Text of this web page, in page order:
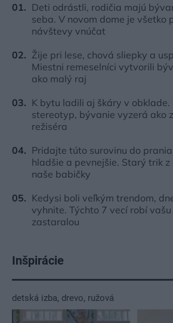
Deti odrástli, rodičia majú
seba. V novom dome je všetko
návštevy vnúčat
Žije pri lese, chová sliepky a
Miestni remeselníci vytvorili
ako malý raj
K bytu ladili aj škáry v
stereotyp, bývanie vyzerá ako
režiséra
Pridajte túto surovinu do
hladšie a pevnejšie. Starý trik
naše babičky
Kedysi boli veľkým trendom,
vyhnite. Týchto 7 vecí robí
zastaralou
Inšpirácie
detská izba, drevo, ružová